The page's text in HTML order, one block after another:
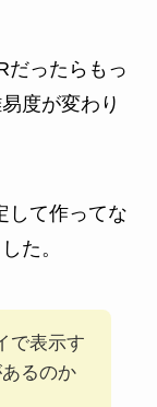
だったらもっ
度が変わり
して作ってな
た。
で表示す
るのか